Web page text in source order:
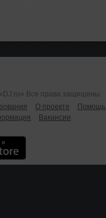
Все права защищены.
О проекте Помощь
Вакансии